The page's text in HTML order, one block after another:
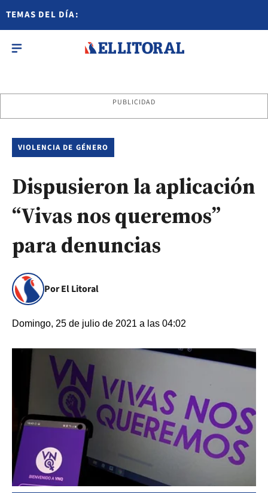
TEMAS DEL DÍA:
PUBLICIDAD
VIOLENCIA DE GÉNERO
Dispusieron la aplicación
“Vivas nos queremos”
para denuncias
Por El Litoral
Domingo, 25 de julio de 2021 a las 04:02